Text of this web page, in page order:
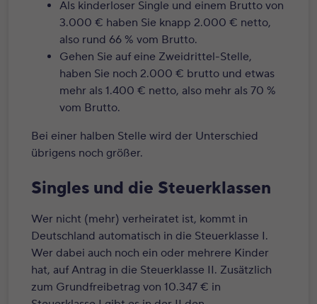
Als kinderloser Single und einem Brutto von
3.000 € haben Sie knapp 2.000 € netto,
also rund 66 % vom Brutto.
Gehen Sie auf eine Zweidrittel-Stelle,
haben Sie noch 2.000 € brutto und etwas
mehr als 1.400 € netto, also mehr als 70 %
vom Brutto.
Bei einer halben Stelle wird der Unterschied
übrigens noch größer.
Singles und die Steuerklassen
Wer nicht (mehr) verheiratet ist, kommt in
Deutschland automatisch in die Steuerklasse I.
Wer dabei auch noch ein oder mehrere Kinder
hat, auf Antrag in die Steuerklasse II. Zusätzlich
zum Grundfreibetrag von 10.347 € in